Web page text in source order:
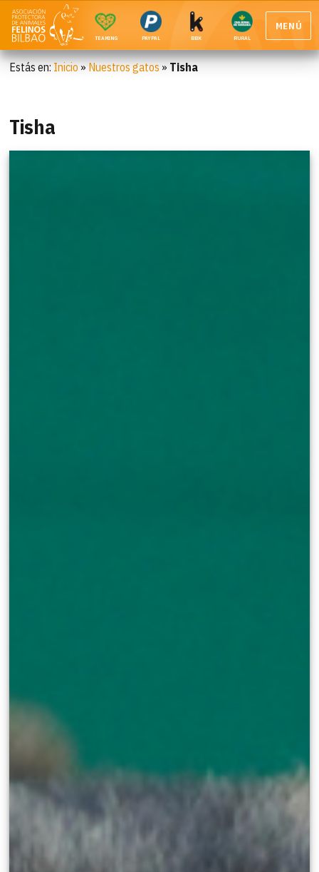
TEAMING PAYPAL BBK RURAL
MENÚ
Estás en: Inicio » Nuestros gatos » Tisha
Tisha